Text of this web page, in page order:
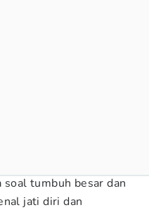
tumbuh besar dan
jati diri dan